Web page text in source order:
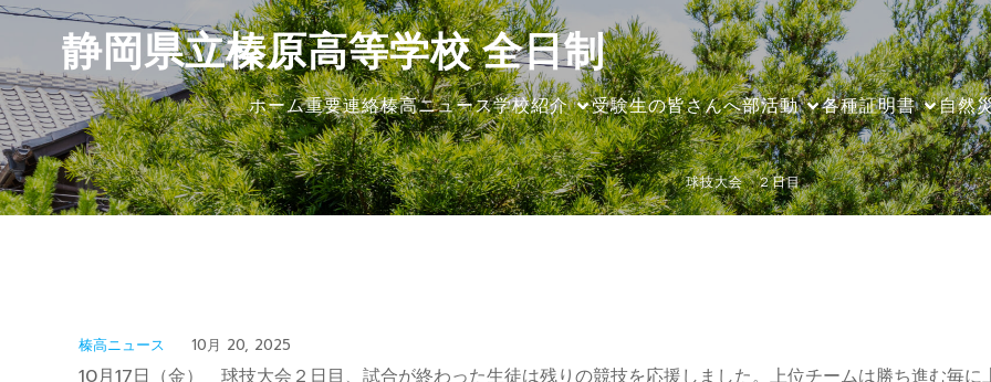
静岡県立榛原高等学校 全日制
ホーム重要連絡榛高ニュース学校紹介 受験生の皆さんへ部活動 各種証明書 自然
球技大会 ２日目
榛高ニュース 10月 20, 2025
10月17日（金） 球技大会２日目、試合が終わった生徒は残りの競技を応援しました。上位チームは勝ち進む毎